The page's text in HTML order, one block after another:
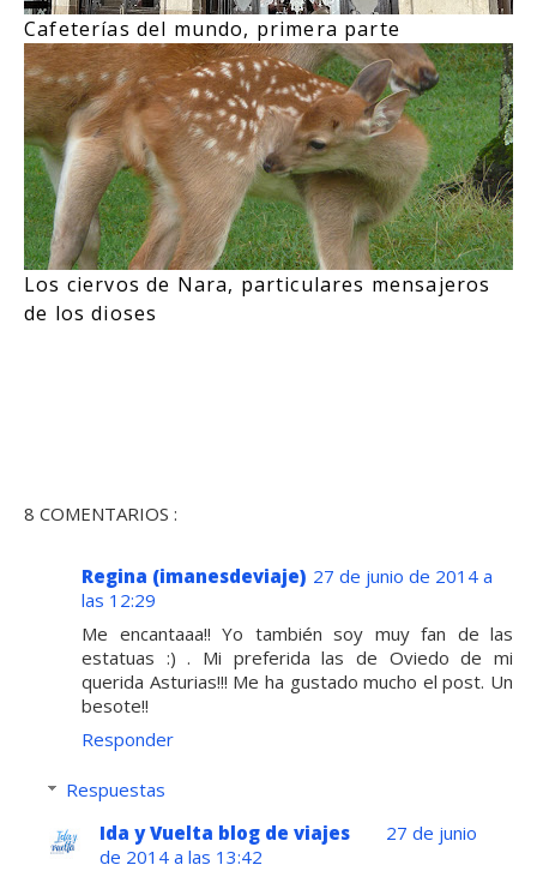
Cafeterías del mundo, primera parte
Los ciervos de Nara, particulares mensajeros
de los dioses
8 COMENTARIOS :
Regina (imanesdeviaje) 27 de junio de 2014 a
las 12:29
Me encantaaa!! Yo también soy muy fan de las
estatuas :) . Mi preferida las de Oviedo de mi
querida Asturias!!! Me ha gustado mucho el post. Un
besote!!
Responder
Respuestas
Ida y Vuelta blog de viajes
27 de junio
de 2014 a las 13:42